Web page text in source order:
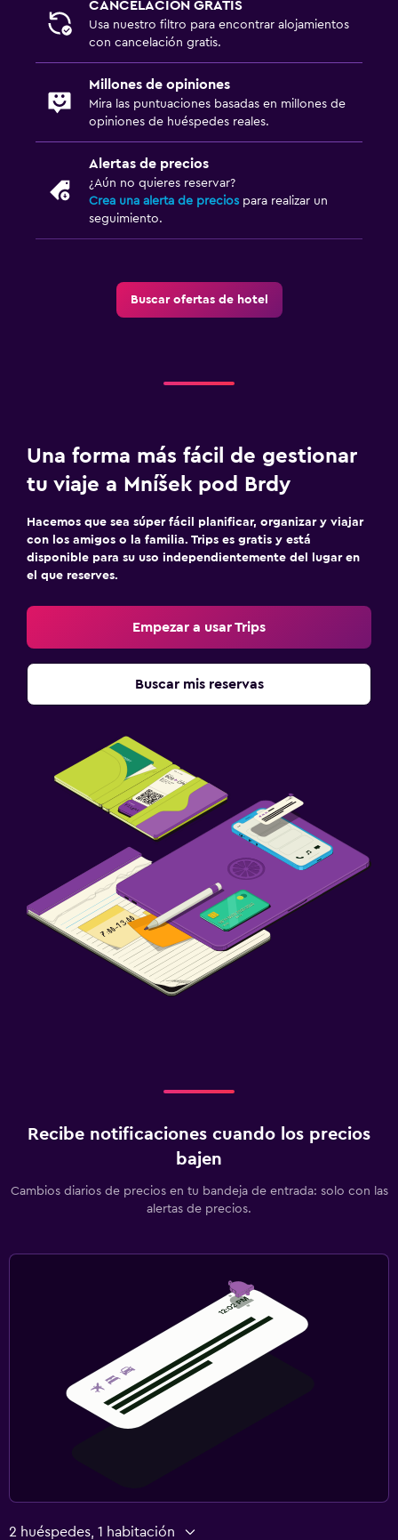
CANCELACIÓN GRATIS
Usa nuestro filtro para encontrar alojamientos
con cancelación gratis.
Millones de opiniones
Mira las puntuaciones basadas en millones de
opiniones de huéspedes reales.
Alertas de precios
¿Aún no quieres reservar?
Crea una alerta de precios para realizar un
seguimiento.
Buscar ofertas de hotel
Una forma más fácil de gestionar
tu viaje a Mníšek pod Brdy
Hacemos que sea súper fácil planificar, organizar y viajar
con los amigos o la familia. Trips es gratis y está
disponible para su uso independientemente del lugar en
el que reserves.
Empezar a usar Trips
Buscar mis reservas
Recibe notificaciones cuando los precios
bajen
Cambios diarios de precios en tu bandeja de entrada: solo con las
alertas de precios.
2 huéspedes, 1 habitación